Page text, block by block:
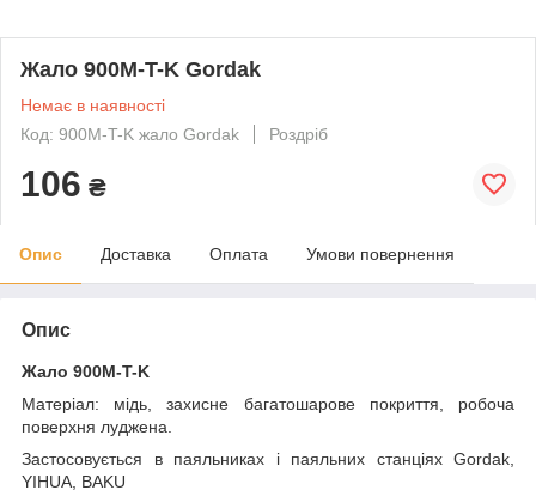
Жало 900M-T-K Gordak
Немає в наявності
Код: 900M-T-K жало Gordak
Роздріб
106 ₴
Опис Доставка Оплата Умови повернення
Опис
Жало 900M-T-K
Матеріал: мідь, захисне багатошарове покриття, робоча
поверхня луджена.
Застосовується в паяльниках і паяльних станціях Gordak,
YIHUA, BAKU